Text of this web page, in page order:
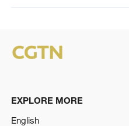
EXPLORE MORE
English